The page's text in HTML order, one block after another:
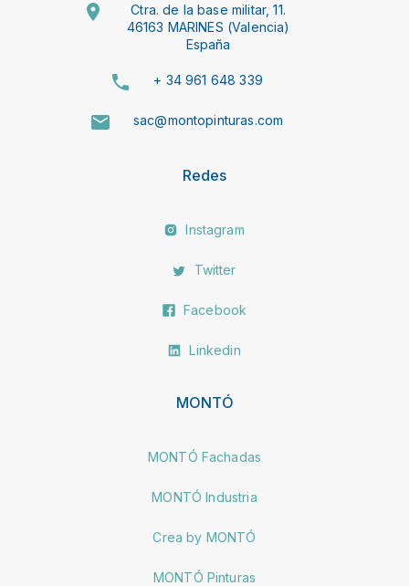
Ctra. de la base militar, 11.
46163 MARINES (Valencia)
España
+ 34 961 648 339
sac@montopinturas.com
Redes
Instagram
Twitter
Facebook
Linkedin
MONTÓ
MONTÓ Fachadas
MONTÓ Industria
Crea by MONTÓ
MONTÓ Pinturas